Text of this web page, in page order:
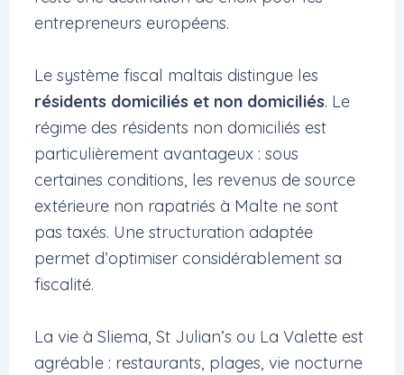
entrepreneurs européens.
Le système fiscal maltais distingue les
résidents domiciliés et non domiciliés. Le
régime des résidents non domiciliés est
particulièrement avantageux : sous
certaines conditions, les revenus de source
extérieure non rapatriés à Malte ne sont
pas taxés. Une structuration adaptée
permet d’optimiser considérablement sa
fiscalité.
La vie à Sliema, St Julian’s ou La Valette est
agréable : restaurants, plages, vie nocturne